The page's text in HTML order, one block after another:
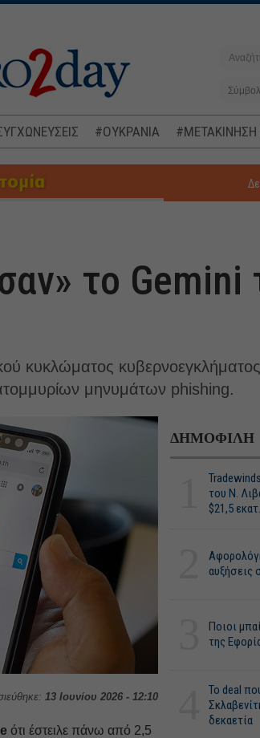
#ΟΥΚΡΑΝΙΑ
το Gemini
κυκλώματος κυβερνοεγκλήματος.
μηνυμάτων phishing.
13 Ιουνίου 2026 - 12:10
ότι έστειλε πάνω από 2,5
ΔΗΜΟΦΙΛΗ
του Ν.
$21,5
αυξήσεις
Ποιοι
της
Το deal
δεκαετία